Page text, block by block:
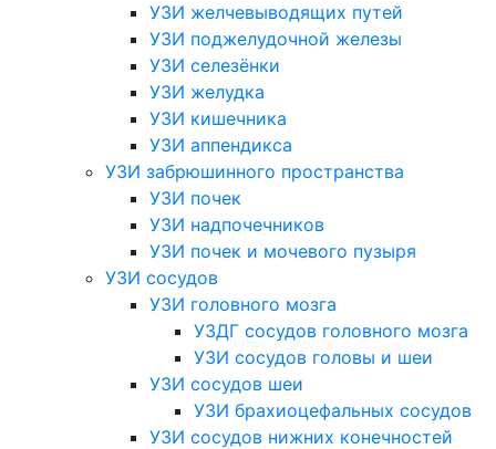
УЗИ желчевыводящих путей
УЗИ поджелудочной железы
УЗИ селезёнки
УЗИ желудка
УЗИ кишечника
УЗИ аппендикса
УЗИ забрюшинного пространства
УЗИ почек
УЗИ надпочечников
УЗИ почек и мочевого пузыря
УЗИ сосудов
УЗИ головного мозга
УЗДГ сосудов головного мозга
УЗИ сосудов головы и шеи
УЗИ сосудов шеи
УЗИ брахиоцефальных сосудов
УЗИ сосудов нижних конечностей